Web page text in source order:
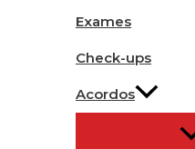
Exames
Check-ups
Acordos